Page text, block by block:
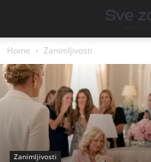
Home Zanimljivosti
Zanimljivosti